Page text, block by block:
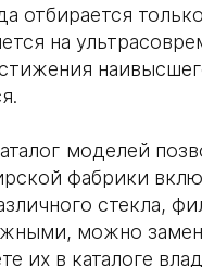
отбирается
на
моделей
фабрики
стекла,
можно
их в каталоге